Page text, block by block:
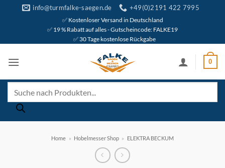
info@turmfalke-saegen.de +49(0)2191 422 7995
✅ Kostenloser Versand in Deutschland
✅ 19 % Rabatt auf alles - Gutscheincode: FALKE19
✅ 30 Tage kostenlose Rückgabe
0
search
Home » Hobelmesser Shop » ELEKTRA BECKUM